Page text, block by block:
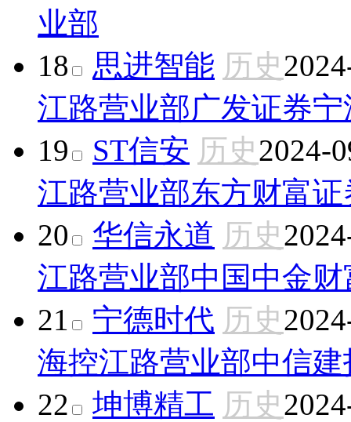
业部
18
思进智能 历史
江路营业部广发证券
19
ST信安 历史2024-
江路营业部东方财富
20
华信永道 历史
江路营业部中国中金
21
宁德时代 历史
海控江路营业部中信
22
坤博精工 历史